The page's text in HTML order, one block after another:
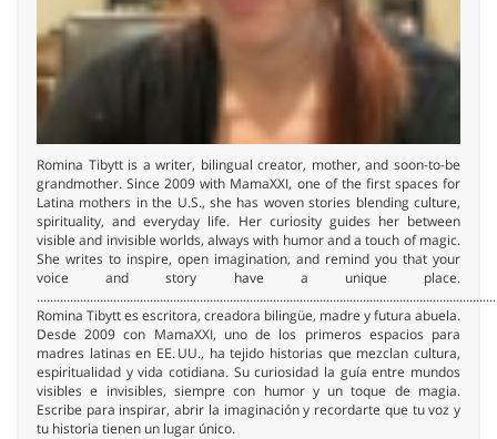
Romina Tibytt is a writer, bilingual creator, mother, and soon-to-be
grandmother. Since 2009 with MamaXXI, one of the first spaces for
Latina mothers in the U.S., she has woven stories blending culture,
spirituality, and everyday life. Her curiosity guides her between
visible and invisible worlds, always with humor and a touch of magic.
She writes to inspire, open imagination, and remind you that your
voice and story have a unique place.
Romina Tibytt es escritora, creadora bilingüe, madre y futura abuela.
Desde 2009 con MamaXXI, uno de los primeros espacios para
madres latinas en EE. UU., ha tejido historias que mezclan cultura,
espiritualidad y vida cotidiana. Su curiosidad la guía entre mundos
visibles e invisibles, siempre con humor y un toque de magia.
Escribe para inspirar, abrir la imaginación y recordarte que tu voz y
tu historia tienen un lugar único.